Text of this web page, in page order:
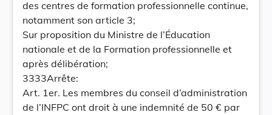
des centres de formation professionnelle continue,
notamment son article 3;
Sur proposition du Ministre de l’Éducation
nationale et de la Formation professionnelle et
après délibération;
3333Arrête:
Art. 1er. Les membres du conseil d’administration
de l’INFPC ont droit à une indemnité de 50 € par